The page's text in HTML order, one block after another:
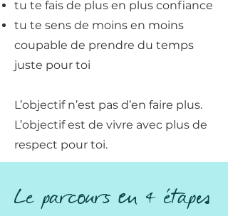
tu te fais de plus en plus confiance
tu te sens de moins en moins
coupable de prendre du temps
juste pour toi
L’objectif n’est pas d’en faire plus.
L’objectif est de vivre avec plus de
respect pour toi.
Le parcours en 4 étapes